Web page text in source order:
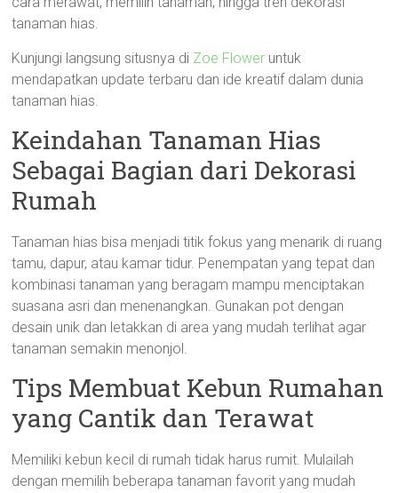
tanaman hias.
Kunjungi langsung situsnya di Zoe Flower untuk
mendapatkan update terbaru dan ide kreatif dalam dunia
tanaman hias.
Keindahan Tanaman Hias
Sebagai Bagian dari Dekorasi
Rumah
Tanaman hias bisa menjadi titik fokus yang menarik di ruang
tamu, dapur, atau kamar tidur. Penempatan yang tepat dan
kombinasi tanaman yang beragam mampu menciptakan
suasana asri dan menenangkan. Gunakan pot dengan
desain unik dan letakkan di area yang mudah terlihat agar
tanaman semakin menonjol.
Tips Membuat Kebun Rumahan
yang Cantik dan Terawat
Memiliki kebun kecil di rumah tidak harus rumit. Mulailah
dengan memilih beberapa tanaman favorit yang mudah